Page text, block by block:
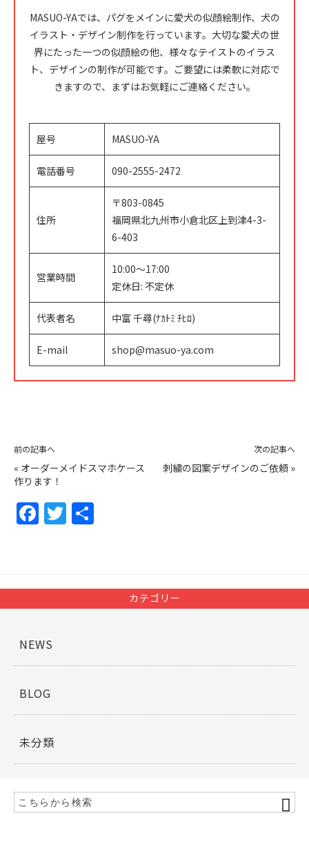
MASUO-YAでは、パグをメインに愛犬の似顔絵制作、犬の
イラスト・デザイン制作を行っています。大切な愛犬の世
界にたった一つの似顔絵の他、様々なテイストのイラス
ト、デザインの制作が可能です。ご要望には柔軟に対応で
きますので、まずはお気軽にご連絡ください。
屋号 MASUO-YA
電話番号 090-2555-2472
住所
〒803-0845
福岡県北九州市小倉北区上到津4-3-
6-403
営業時間
10:00～17:00
定休日: 不定休
代表者名 中富 千尋(ﾅｶﾄﾐ ﾁﾋﾛ)
E-mail shop@masuo-ya.com
前の記事へ
« オーダーメイドスマホケース
作ります！
次の記事へ
刺繍の図案デザインのご依頼 »
F
e
b
o
k
T
er
カテゴリー
NEWS
BLOG
未分類